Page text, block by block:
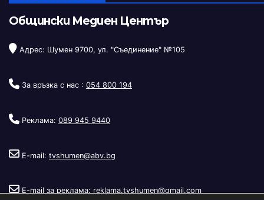
Общински Медиен Център
Адрес: Шумен 9700, ул. "Съединение" №105
За връзка с нас : 054 800 194
Реклама: 089 945 9440
E-mail: tvshumen@abv.bg
E-mail за реклама: reklama.tvshumen@gmail.com